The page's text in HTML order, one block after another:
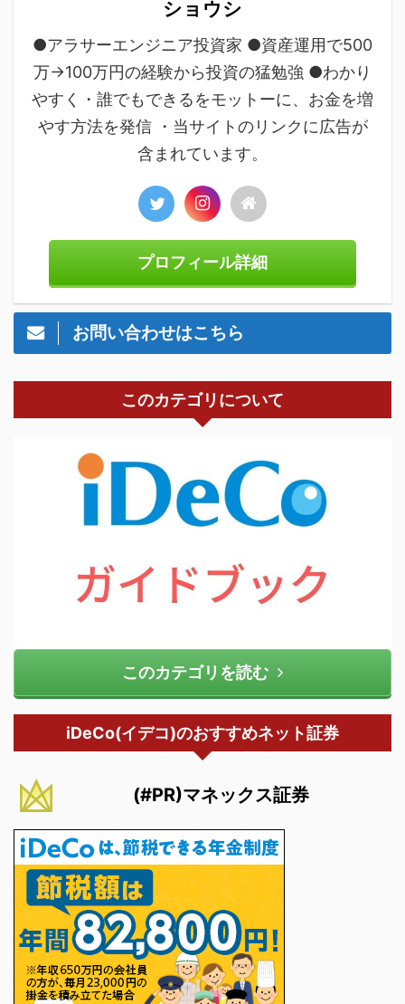
ショウシ
●アラサーエンジニア投資家 ●資産運用で500
万→100万円の経験から投資の猛勉強 ●わかり
やすく・誰でもできるをモットーに、お金を増
やす方法を発信 ・当サイトのリンクに広告が
含まれています。
プロフィール詳細
お問い合わせはこちら
このカテゴリについて
このカテゴリを読む
iDeCo(イデコ)のおすすめネット証券
(#PR)マネックス証券